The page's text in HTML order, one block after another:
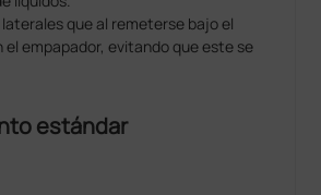
laterales que al remeterse bajo el
empapador, evitando que este se
estándar